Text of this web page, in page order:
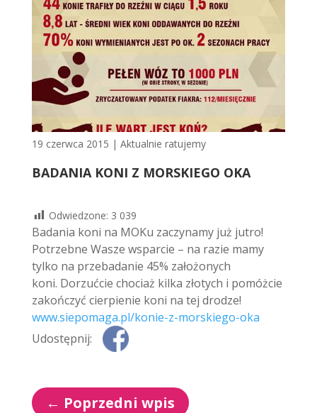
19 czerwca 2015 | Aktualnie ratujemy
BADANIA KONI Z MORSKIEGO OKA
Odwiedzone: 3 039
Badania koni na MOKu zaczynamy już jutro!
Potrzebne Wasze wsparcie – na razie mamy
tylko na przebadanie 45% założonych
koni. Dorzućcie chociaż kilka złotych i pomóżcie
zakończyć cierpienie koni na tej drodze!
www.siepomaga.pl/konie-z-morskiego-oka
Udostępnij:
← Poprzedni wpis